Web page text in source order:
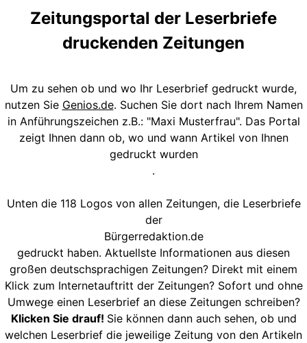
Zeitungsportal der Leserbriefe
druckenden Zeitungen
Um zu sehen ob und wo Ihr Leserbrief gedruckt wurde,
nutzen Sie Genios.de. Suchen Sie dort nach Ihrem Namen
in Anführungszeichen z.B.: "Maxi Musterfrau". Das Portal
zeigt Ihnen dann ob, wo und wann Artikel von Ihnen
gedruckt wurden
.
Unten die 118 Logos von allen Zeitungen, die Leserbriefe
der
Bürgerredaktion.de
gedruckt haben. Aktuellste Informationen aus diesen
großen deutschsprachigen Zeitungen? Direkt mit einem
Klick zum Internetauftritt der Zeitungen? Sofort und ohne
Umwege einen Leserbrief an diese Zeitungen schreiben?
Klicken Sie drauf! Sie können dann auch sehen, ob und
welchen Leserbrief die jeweilige Zeitung von den Artikeln